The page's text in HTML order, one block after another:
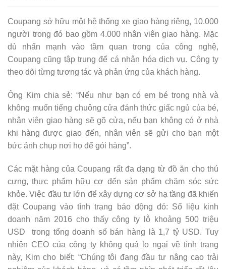
Coupang sở hữu một hệ thống xe giao hàng riêng, 10.000
người trong đó bao gồm 4.000 nhân viên giao hàng. Mặc
dù nhấn mạnh vào tầm quan trong của công nghệ,
Coupang cũng tập trung để cá nhân hóa dịch vụ. Công ty
theo dõi từng tương tác và phản ứng của khách hàng.
Ông Kim chia sẻ: “Nếu như bạn có em bé trong nhà và
không muốn tiếng chuông cửa đánh thức giấc ngủ của bé,
nhân viên giao hàng sẽ gõ cửa, nếu bạn không có ở nhà
khi hàng được giao đến, nhân viên sẽ gửi cho bạn một
bức ảnh chụp nơi họ để gói hàng”.
Các mặt hàng của Coupang rất đa dạng từ đồ ăn cho thú
cưng, thực phẩm hữu cơ đến sản phẩm chăm sóc sức
khỏe. Việc đầu tư lớn để xây dựng cơ sở hạ tầng đã khiến
đặt Coupang vào tình trạng báo động đỏ: Số liệu kinh
doanh năm 2016 cho thấy công ty lỗ khoảng 500 triệu
USD trong tổng doanh số bán hàng là 1,7 tỷ USD. Tuy
nhiên CEO của công ty không quá lo ngại về tình trạng
này, Kim cho biết: “Chúng tôi đang đầu tư nâng cao trải